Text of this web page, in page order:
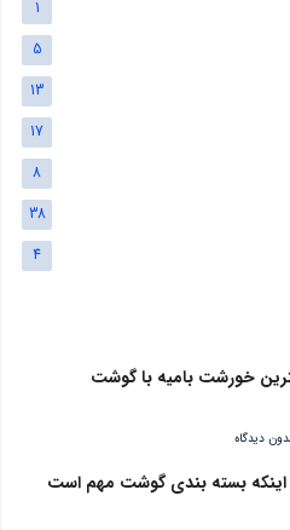
1
5
13
17
8
38
4
خورشت بامیه با گوشت
دیدگاه